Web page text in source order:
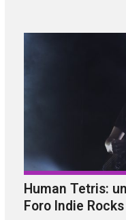
Human Tetris:
Foro Indie Rocks